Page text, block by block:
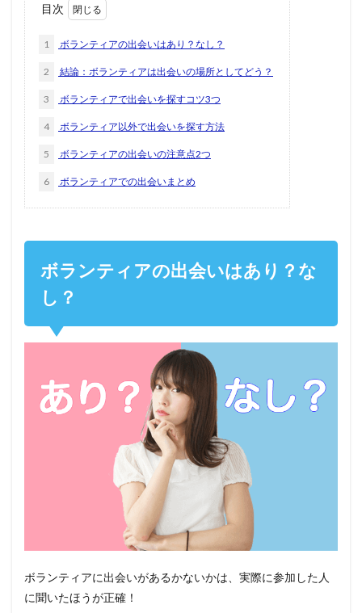
目次
1 ボランティアの出会いはあり？なし？
2 結論：ボランティアは出会いの場所としてどう？
3 ボランティアで出会いを探すコツ3つ
4 ボランティア以外で出会いを探す方法
5 ボランティアの出会いの注意点2つ
6 ボランティアでの出会いまとめ
ボランティアの出会いはあり？な
し？
ボランティアに出会いがあるかないかは、実際に参加した人
に聞いたほうが正確！